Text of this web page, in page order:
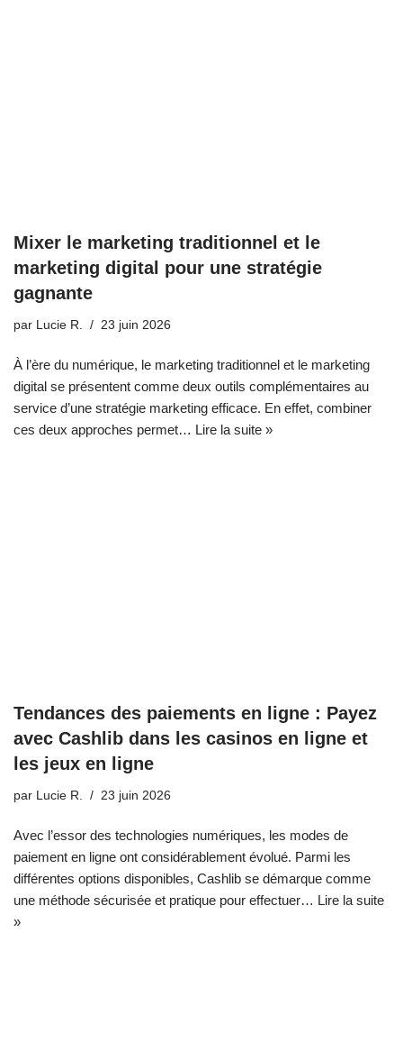
Mixer le marketing traditionnel et le
marketing digital pour une stratégie
gagnante
par Lucie R. 23 juin 2026
À l’ère du numérique, le marketing traditionnel et le marketing
digital se présentent comme deux outils complémentaires au
service d’une stratégie marketing efficace. En effet, combiner
ces deux approches permet… Lire la suite »
Tendances des paiements en ligne : Payez
avec Cashlib dans les casinos en ligne et
les jeux en ligne
par Lucie R. 23 juin 2026
Avec l’essor des technologies numériques, les modes de
paiement en ligne ont considérablement évolué. Parmi les
différentes options disponibles, Cashlib se démarque comme
une méthode sécurisée et pratique pour effectuer… Lire la suite
»